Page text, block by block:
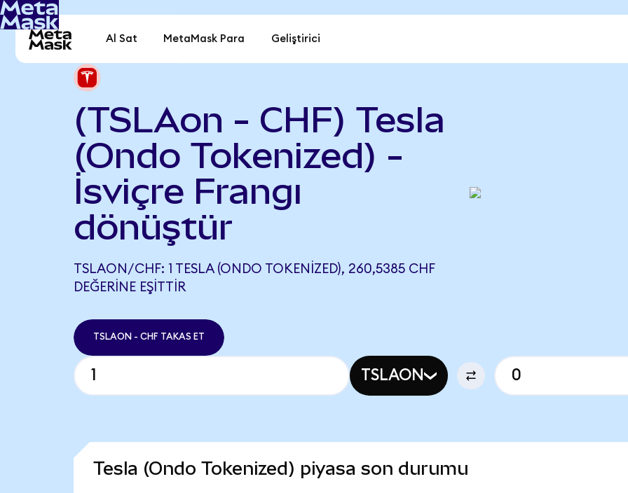
Al Sat MetaMask Para Geliştirici
(TSLAon - CHF) Tesla
(Ondo Tokenized) -
İsviçre Frangı
dönüştür
TSLAON/CHF: 1 TESLA (ONDO TOKENIZED), 260,5385 CHF
DEĞERINE EŞITTIR
TSLAON - CHF TAKAS ET
TSLAON
Tesla (Ondo Tokenized) piyasa son durumu